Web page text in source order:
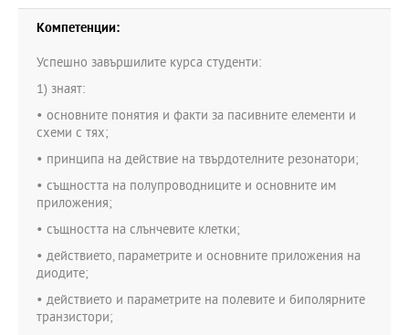
Компетенции:
Успешно завършилите курса студенти:
1) знаят:
• основните понятия и факти за пасивните елементи и
схеми с тях;
• принципа на действие на твърдотелните резонатори;
• същността на полупроводниците и основните им
приложения;
• същността на слънчевите клетки;
• действието, параметрите и основните приложения на
диодите;
• действието и параметрите на полевите и биполярните
транзистори;